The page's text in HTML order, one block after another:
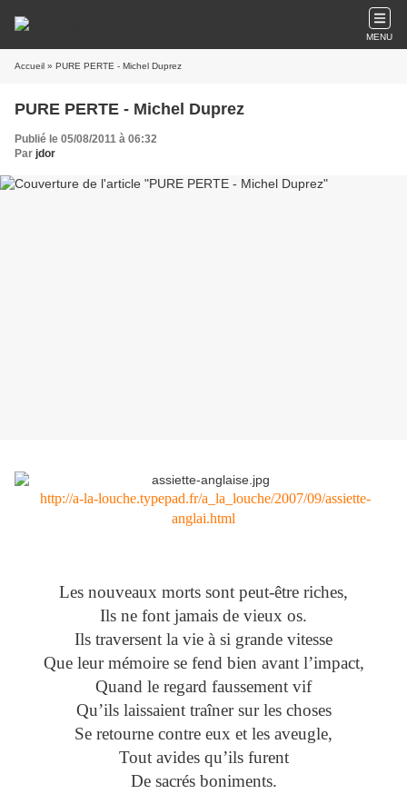
MENU
Accueil » PURE PERTE - Michel Duprez
PURE PERTE - Michel Duprez
Publié le 05/08/2011 à 06:32
Par jdor
http://a-la-louche.typepad.fr/a_la_louche/2007/09/assiette-
anglai.html
Les nouveaux morts sont peut-être riches,
Ils ne font jamais de vieux os.
Ils traversent la vie à si grande vitesse
Que leur mémoire se fend bien avant l’impact,
Quand le regard faussement vif
Qu’ils laissaient traîner sur les choses
Se retourne contre eux et les aveugle,
Tout avides qu’ils furent
De sacrés boniments.